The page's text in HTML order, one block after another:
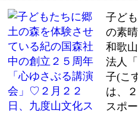
子ど
の素
和歌
法人
子(こ
は、
スポ